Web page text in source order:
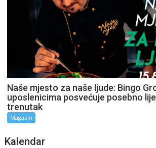
Naše mjesto za naše ljude: Bingo
uposlenicima posvećuje posebno
trenutak
Magazin
Kalendar